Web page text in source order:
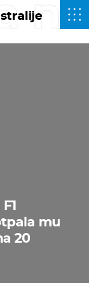
mu
20